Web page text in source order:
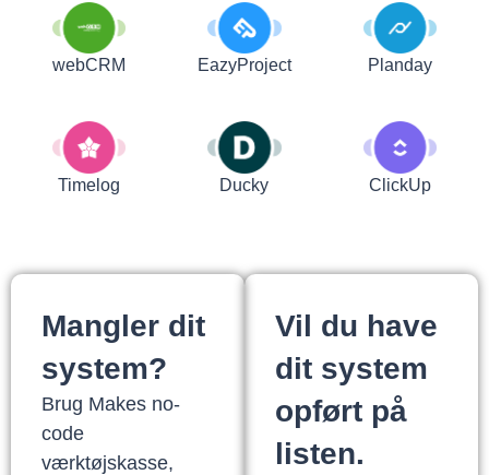
webCRM EazyProject Planday
Timelog Ducky ClickUp
Mangler dit
system?
Brug Makes no-
code
værktøjskasse,
Vil du have
dit system
opført på
listen.